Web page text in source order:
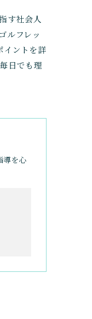
す社会人
ルフレッ
イントを詳
日でも理
導を心